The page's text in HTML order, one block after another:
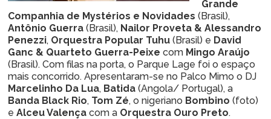
Grande
Companhia de Mystérios e Novidades (Brasil),
Antônio Guerra (Brasil), Nailor Proveta & Alessandro
Penezzi, Orquestra Popular Tuhu (Brasil) e David
Ganc & Quarteto Guerra-Peixe com Mingo Araújo
(Brasil). Com filas na porta, o Parque Lage foi o espaço
mais concorrido. Apresentaram-se no Palco Mimo o DJ
Marcelinho Da Lua, Batida (Angola/ Portugal), a
Banda Black Rio, Tom Zé, o nigeriano Bombino (foto)
e Alceu Valença com a Orquestra Ouro Preto.